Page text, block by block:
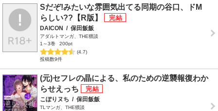
Sだぞ!みたいな雰囲気出てる同期の谷口、ドM
らしい??【R版】
DAICON / 保田飯飯
アダルトマンガ、THE猥談
1～3巻
200pt
(4.7)
投稿数9件
(元)セフレの晶による、私のための逆襲報復わか
らせえっち
こぽりヌち / 保田飯飯
TLマンガ、THE猥談